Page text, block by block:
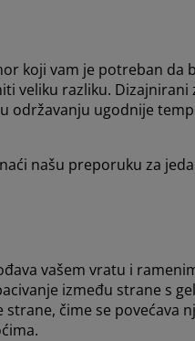
koji vam je potreban da
veliku razliku.
održavanju ugodnije
našu preporuku za
vašem vratu i
između strane s
čime se povećava